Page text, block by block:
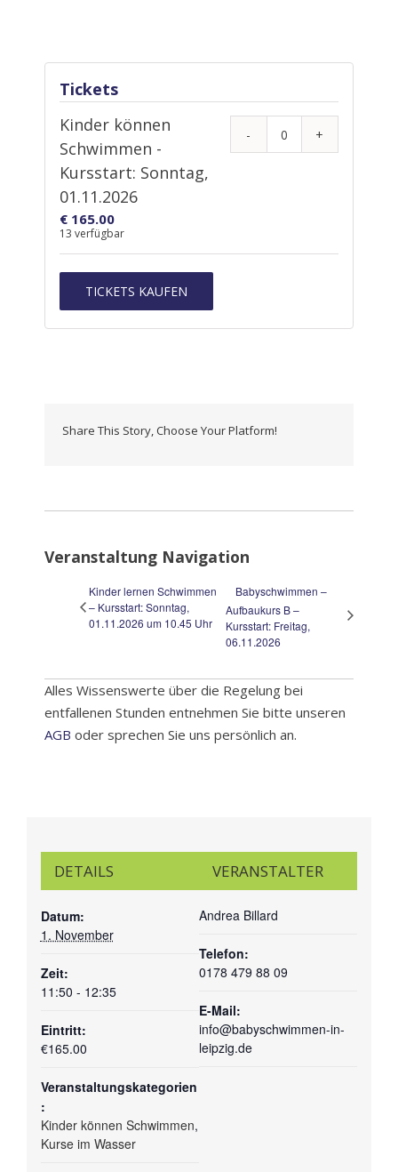
Tickets
Kinder können
Schwimmen -
Kursstart: Sonntag,
01.11.2026
€ 165.00
13 verfügbar
Anzahl
TICKETS KAUFEN
Share This Story, Choose Your Platform!
Veranstaltung Navigation
Kinder lernen Schwimmen
– Kursstart: Sonntag,
01.11.2026 um 10.45 Uhr
Babyschwimmen –
Aufbaukurs B –
Kursstart: Freitag,
06.11.2026
Alles Wissenswerte über die Regelung bei
entfallenen Stunden entnehmen Sie bitte unseren
AGB oder sprechen Sie uns persönlich an.
DETAILS
Datum:
1. November
Zeit:
11:50 - 12:35
Eintritt:
€165.00
Veranstaltungskategorien
:
Kinder können Schwimmen,
Kurse im Wasser
VERANSTALTER
Andrea Billard
Telefon:
0178 479 88 09
E-Mail:
info@babyschwimmen-in-
leipzig.de